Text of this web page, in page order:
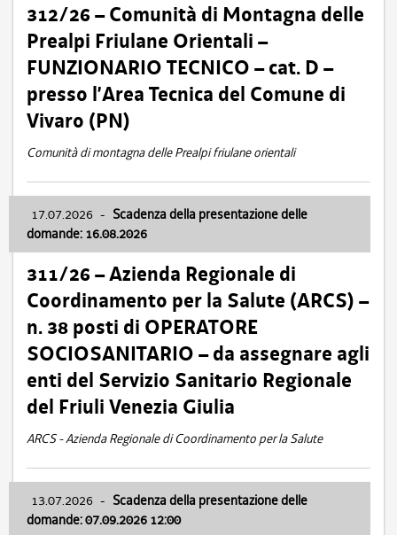
312/26 – Comunità di Montagna delle
Prealpi Friulane Orientali –
FUNZIONARIO TECNICO – cat. D –
presso l’Area Tecnica del Comune di
Vivaro (PN)
Comunità di montagna delle Prealpi friulane orientali
17.07.2026 - Scadenza della presentazione delle
domande: 16.08.2026
311/26 – Azienda Regionale di
Coordinamento per la Salute (ARCS) –
n. 38 posti di OPERATORE
SOCIOSANITARIO – da assegnare agli
enti del Servizio Sanitario Regionale
del Friuli Venezia Giulia
ARCS - Azienda Regionale di Coordinamento per la Salute
13.07.2026 - Scadenza della presentazione delle
domande: 07.09.2026 12:00